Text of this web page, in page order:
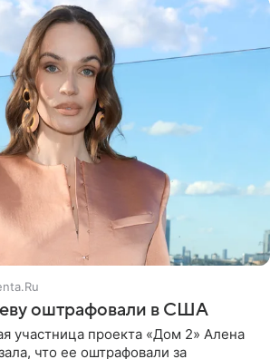
оштрафовали в США
участница проекта «Дом 2» Алена
что ее оштрафовали за